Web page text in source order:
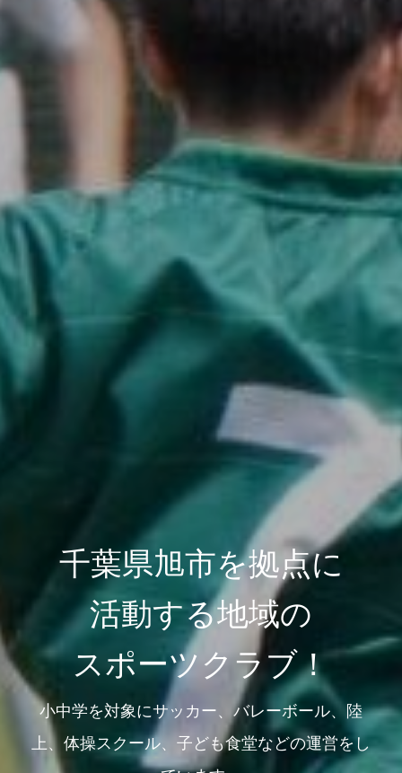
千葉県旭市を拠点に
活動する地域の
スポーツクラブ！
小中学を対象にサッカー、バレーボール、陸
上、体操スクール、子ども食堂などの運営をし